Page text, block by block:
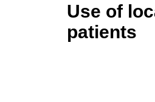
Use of
patients